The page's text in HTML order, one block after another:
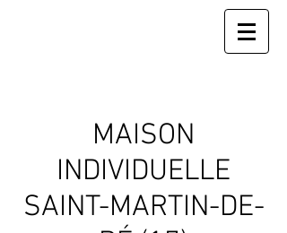
MAISON
INDIVIDUELLE
SAINT-MARTIN-DE-